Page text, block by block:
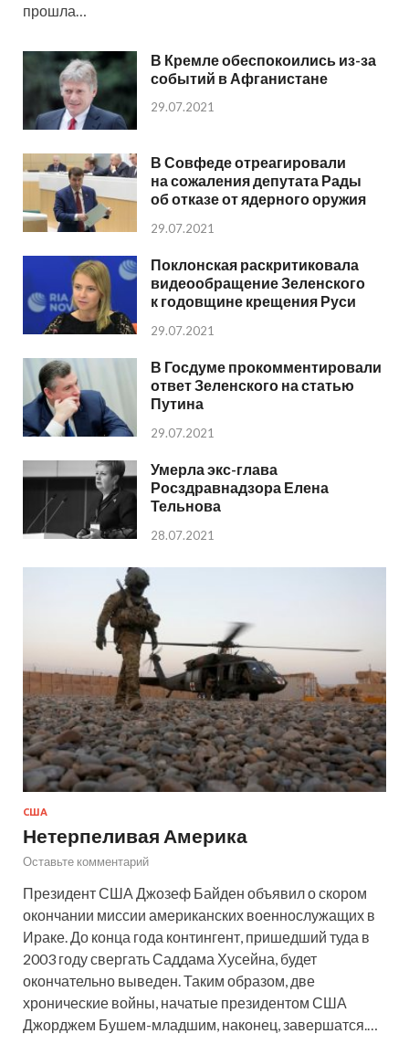
прошла…
В Кремле обеспокоились из-за
событий в Афганистане
29.07.2021
В Совфеде отреагировали
на сожаления депутата Рады
об отказе от ядерного оружия
29.07.2021
Поклонская раскритиковала
видеообращение Зеленского
к годовщине крещения Руси
29.07.2021
В Госдуме прокомментировали
ответ Зеленского на статью
Путина
29.07.2021
Умерла экс-глава
Росздравнадзора Елена
Тельнова
28.07.2021
США
Нетерпеливая Америка
Оставьте комментарий
Президент США Джозеф Байден объявил о скором
окончании миссии американских военнослужащих в
Ираке. До конца года контингент, пришедший туда в
2003 году свергать Саддама Хусейна, будет
окончательно выведен. Таким образом, две
хронические войны, начатые президентом США
Джорджем Бушем-младшим, наконец, завершатся.…